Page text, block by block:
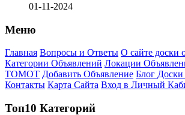
01-11-2024
Меню
Главная Вопросы и Ответы О сайте доски
Категории Объявлений Локации
ТОМОТ Добавить Объявление Блог
Контакты Карта Сайта Вход в Личный
Топ10 Категорий